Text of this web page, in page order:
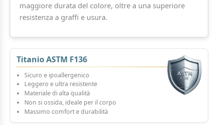
maggiore durata del colore, oltre a una superiore
resistenza a graffi e usura.
Titanio ASTM F136
Sicuro e ipoallergenico
Leggero e ultra resistente
Materiale di alta qualità
Non si ossida, ideale per il corpo
Massimo comfort e durabilità